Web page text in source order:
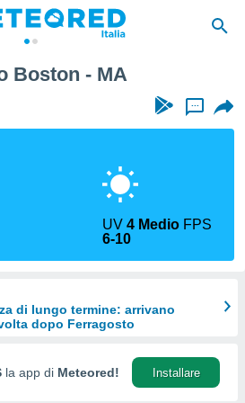
Boston - MA
...
UV4 Medio FPS
6-10
di lungo termine: arrivano
dopo Ferragosto
la app di Meteored! Installare